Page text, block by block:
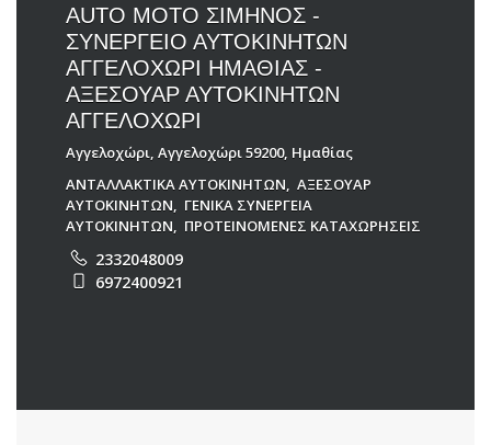
AUTO MOTO ΣΙΜΗΝΟΣ -
ΣΥΝΕΡΓΕΙΟ ΑΥΤΟΚΙΝΗΤΩΝ
ΑΓΓΕΛΟΧΩΡΙ ΗΜΑΘΙΑΣ -
ΑΞΕΣΟΥΑΡ ΑΥΤΟΚΙΝΗΤΩΝ
ΑΓΓΕΛΟΧΩΡΙ
Αγγελοχώρι, Αγγελοχώρι 59200, Ημαθίας
ΑΝΤΑΛΛΑΚΤΙΚΑ ΑΥΤΟΚΙΝΗΤΩΝ, ΑΞΕΣΟΥΑΡ
ΑΥΤΟΚΙΝΗΤΩΝ, ΓΕΝΙΚΑ ΣΥΝΕΡΓΕΙΑ
ΑΥΤΟΚΙΝΗΤΩΝ, ΠΡΟΤΕΙΝΟΜΕΝΕΣ ΚΑΤΑΧΩΡΗΣΕΙΣ
2332048009
6972400921